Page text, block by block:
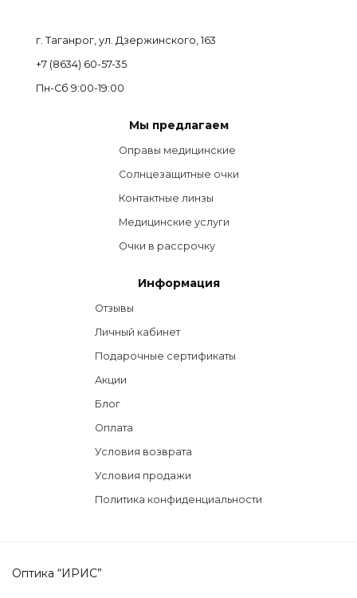
г. Таганрог, ул. Дзержинского, 163
+7 (8634) 60-57-35
Пн-Сб 9:00-19:00
Мы предлагаем
Оправы медицинские
Солнцезащитные очки
Контактные линзы
Медицинские услуги
Очки в рассрочку
Информация
Отзывы
Личный кабинет
Подарочные сертификаты
Акции
Блог
Оплата
Условия возврата
Условия продажи
Политика конфиденциальности
Оптика “ИРИС”